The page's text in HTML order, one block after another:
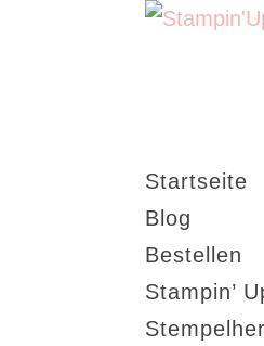
Startseite
Blog
Bestellen
Stampin’